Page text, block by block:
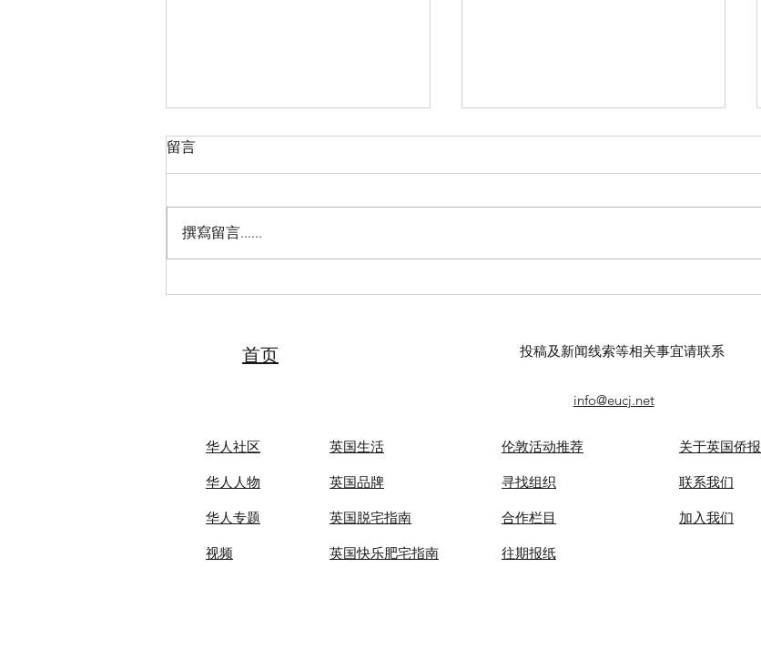
夏令营营员
留言
撰寫留言......
首页 投稿及新闻线索等相关事宜请联系
info@eucj.net
华人社区
华人人物
华人专题
视频
英国生活​
英国品牌
英国脱宅指南
英国快乐肥宅指南
伦敦活动推荐
​寻找组织
合作栏目
​往期报纸
关于英国侨报
联系我们
​加入我们